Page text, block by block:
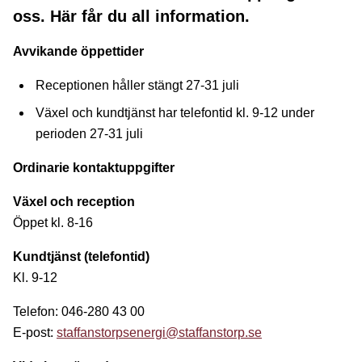
oss. Här får du all information.
Avvikande öppettider
Receptionen håller stängt 27-31 juli
Växel och kundtjänst har telefontid kl. 9-12 under
perioden 27-31 juli
Ordinarie kontaktuppgifter
Växel och reception
Öppet kl. 8-16
Kundtjänst (telefontid)
Kl. 9-12
Telefon: 046-280 43 00
E-post: staffanstorpsenergi@staffanstorp.se